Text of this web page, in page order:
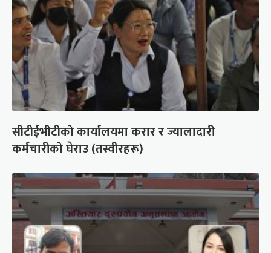
सीटीईभीटीको कार्यालयमा करार र ज्यालादारी
कर्मचारीको घेराउ (तस्वीरहरू)